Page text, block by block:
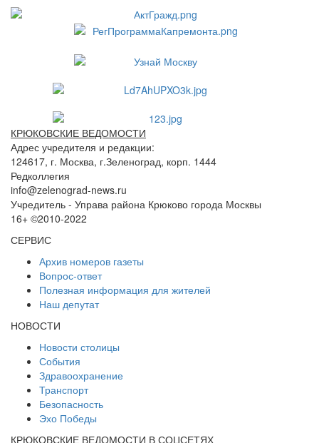
КРЮКОВСКИЕ ВЕДОМОСТИ
Адрес учредителя и редакции:
124617, г. Москва, г.Зеленоград, корп. 1444
Редколлегия
info@zelenograd-news.ru
Учредитель - Управа района Крюково города Москвы
16+ ©2010-2022
СЕРВИС
Архив номеров газеты
Вопрос-ответ
Полезная информация для жителей
Наш депутат
НОВОСТИ
Новости столицы
События
Здравоохранение
Транспорт
Безопасность
Эхо Победы
КРЮКОВСКИЕ ВЕДОМОСТИ В СОЦСЕТЯХ